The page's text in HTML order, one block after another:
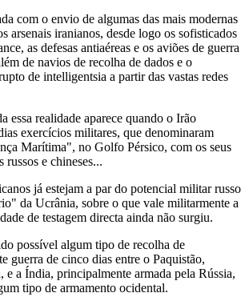
com o envio de algumas das mais modernas
arsenais iranianos, desde logo os sofisticados
as defesas antiaéreas e os aviões de guerra
de navios de recolha de dados e o
de intelligentsia a partir das vastas redes
essa realidade aparece quando o Irão
exercícios militares, que denominaram
Marítima", no Golfo Pérsico, com os seus
russos e chineses...
já estejam a par do potencial militar russo
da Ucrânia, sobre o que vale militarmente a
de testagem directa ainda não surgiu.
possível algum tipo de recolha de
guerra de cinco dias entre o Paquistão,
e a Índia, principalmente armada pela Rússia,
tipo de armamento ocidental.